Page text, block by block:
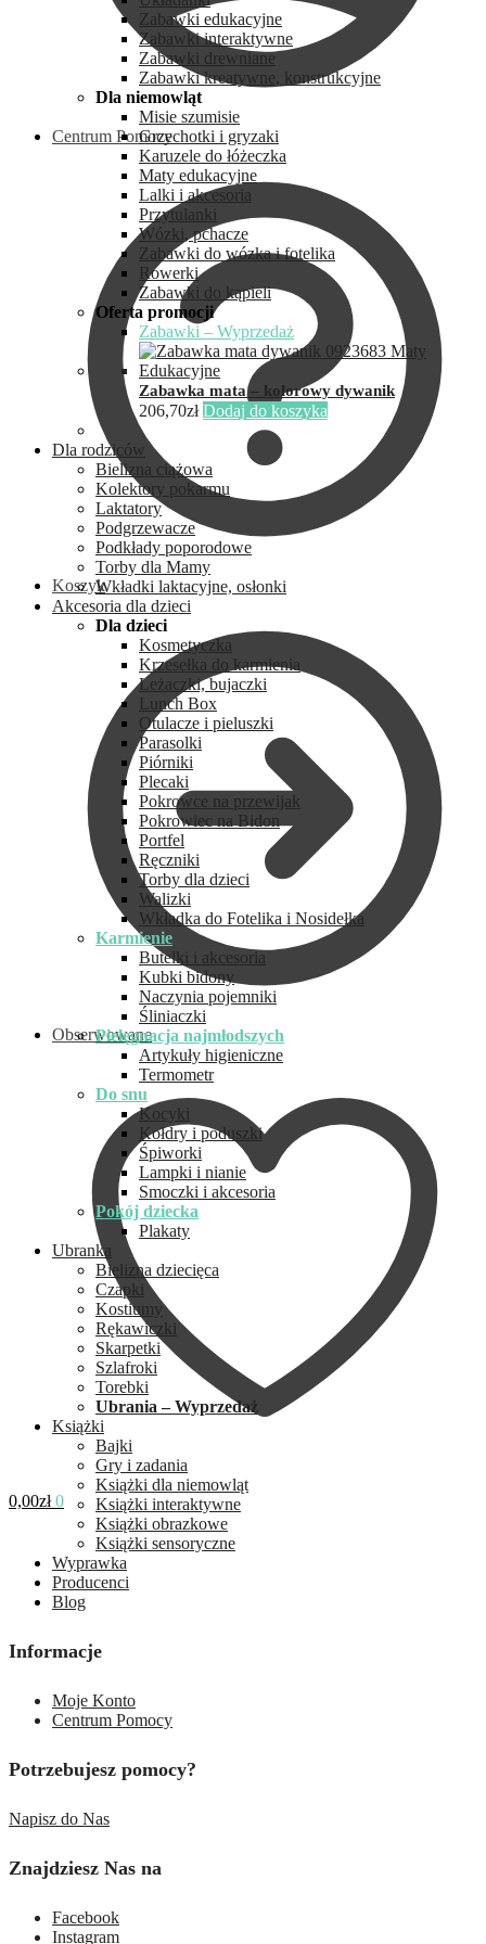
Centrum Pomocy
Koszyk
Obserwowane
0,00zł 0
Zabawki edukacyjne
Zabawki interaktywne
Zabawki drewniane
Zabawki kreatywne, konstrukcyjne
Dla niemowląt
Misie szumisie
Grzechotki i gryzaki
Karuzele do łóżeczka
Maty edukacyjne
Lalki i akcesoria
Przytulanki
Wózki, pchacze
Zabawki do wózka i fotelika
Rowerki
Zabawki do kąpieli
Oferta promocji
Zabawki – Wyprzedaż
Zabawka mata – kolorowy dywanik
206,70zł Dodaj do koszyka
Dla rodziców
Bielizna ciążowa
Kolektory pokarmu
Laktatory
Podgrzewacze
Podkłady poporodowe
Torby dla Mamy
Wkładki laktacyjne, osłonki
Akcesoria dla dzieci
Dla dzieci
Kosmetyczka
Krzesełka do karmienia
Leżaczki, bujaczki
Lunch Box
Otulacze i pieluszki
Parasolki
Piórniki
Plecaki
Pokrowce na przewijak
Pokrowiec na Bidon
Portfel
Ręczniki
Torby dla dzieci
Walizki
Wkładka do Fotelika i Nosidełka
Karmienie
Butelki i akcesoria
Kubki bidony
Naczynia pojemniki
Śliniaczki
Pielęgnacja najmłodszych
Artykuły higieniczne
Termometr
Do snu
Kocyki
Kołdry i poduszki
Śpiworki
Lampki i nianie
Smoczki i akcesoria
Pokój dziecka
Plakaty
Ubranka
Bielizna dziecięca
Czapki
Kostiumy
Rękawiczki
Skarpetki
Szlafroki
Torebki
Ubrania – Wyprzedaż
Książki
Bajki
Gry i zadania
Książki dla niemowląt
Książki interaktywne
Książki obrazkowe
Książki sensoryczne
Wyprawka
Producenci
Blog
Informacje
Moje Konto
Centrum Pomocy
Potrzebujesz pomocy?
Napisz do Nas
Znajdziesz Nas na
Facebook
Instagram